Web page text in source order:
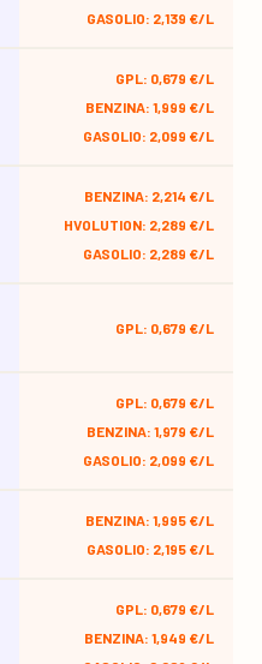
GASOLIO: 2,139 €/L
GPL: 0,679 €/L
BENZINA: 1,999 €/L
GASOLIO: 2,099 €/L
BENZINA: 2,214 €/L
HVOLUTION: 2,289 €/L
GASOLIO: 2,289 €/L
GPL: 0,679 €/L
GPL: 0,679 €/L
BENZINA: 1,979 €/L
GASOLIO: 2,099 €/L
BENZINA: 1,995 €/L
GASOLIO: 2,195 €/L
GPL: 0,679 €/L
BENZINA: 1,949 €/L